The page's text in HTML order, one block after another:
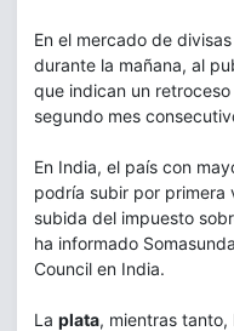
En el mercado de
durante la mañana, al
que indican un
segundo mes
En India, el país con
podría subir por primera
subida del impuesto
ha informado
Council en India.
La plata, mientras